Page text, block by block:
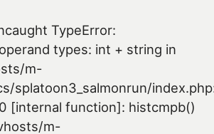
TypeError:
types: int + string in
m-
splatoon3_salmonrun/
[internal function]: histcmpb()
m-